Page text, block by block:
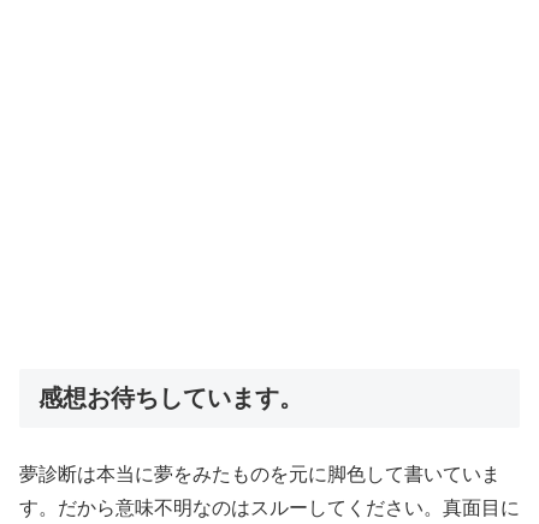
感想お待ちしています。
夢診断は本当に夢をみたものを元に脚色して書いていま
す。だから意味不明なのはスルーしてください。真面目に